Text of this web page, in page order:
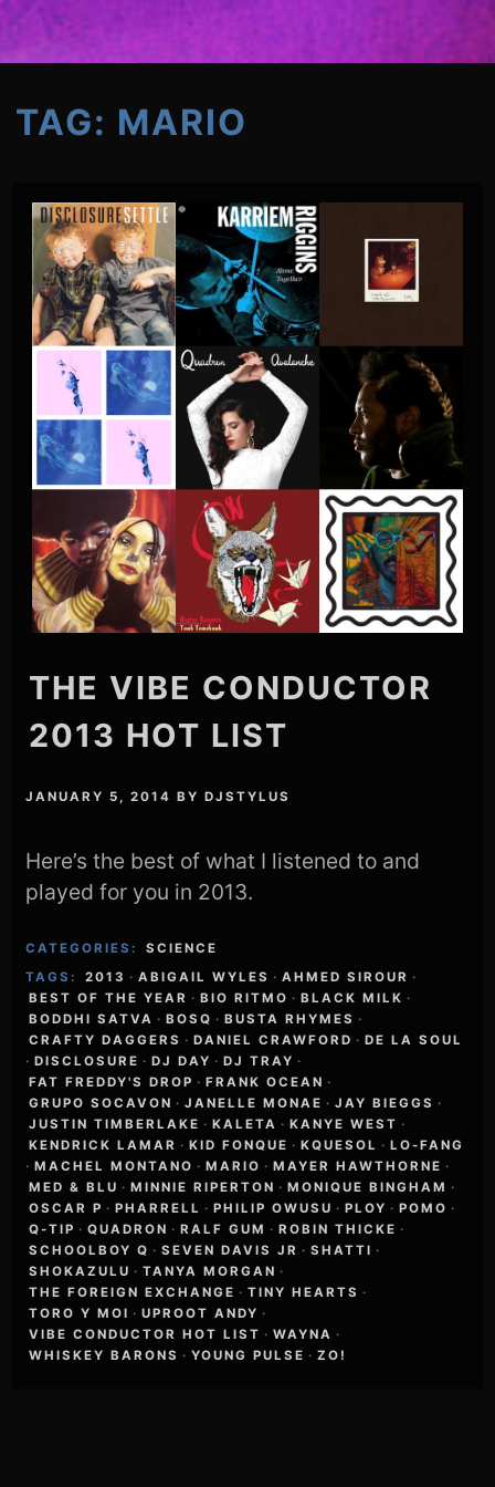
TAG: MARIO
THE VIBE CONDUCTOR
2013 HOT LIST
JANUARY 5, 2014 BYDJSTYLUS
Here’s the best of what I listened to and
played for you in 2013.
CATEGORIES:
SCIENCE
TAGS:
2013 · ABIGAIL WYLES · AHMED SIROUR ·
BEST OF THE YEAR · BIO RITMO · BLACK MILK ·
BODDHI SATVA · BOSQ · BUSTA RHYMES ·
CRAFTY DAGGERS · DANIEL CRAWFORD · DE LA SOUL
· DISCLOSURE · DJ DAY · DJ TRAY ·
FAT FREDDY'S DROP · FRANK OCEAN ·
GRUPO SOCAVON · JANELLE MONAE · JAY BIEGGS ·
JUSTIN TIMBERLAKE · KALETA · KANYE WEST ·
KENDRICK LAMAR · KID FONQUE · KQUESOL · LO-FANG
· MACHEL MONTANO · MARIO · MAYER HAWTHORNE ·
MED & BLU · MINNIE RIPERTON · MONIQUE BINGHAM ·
OSCAR P · PHARRELL · PHILIP OWUSU · PLOY · POMO ·
Q-TIP · QUADRON · RALF GUM · ROBIN THICKE ·
SCHOOLBOY Q · SEVEN DAVIS JR · SHATTI ·
SHOKAZULU · TANYA MORGAN ·
THE FOREIGN EXCHANGE · TINY HEARTS ·
TORO Y MOI · UPROOT ANDY ·
VIBE CONDUCTOR HOT LIST · WAYNA ·
WHISKEY BARONS · YOUNG PULSE · ZO!